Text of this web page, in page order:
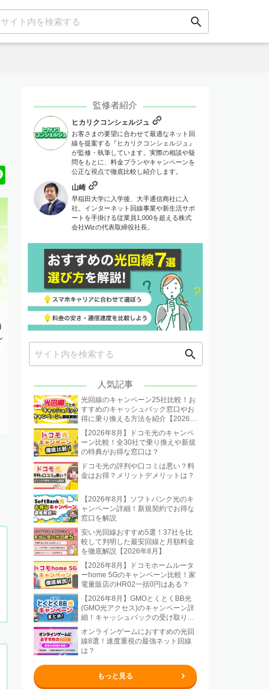
search
監修者紹介
ヒカリクコンシェルジュ
お客さまの要望に合わせて最適なネット回
線を提案する『ヒカリクコンシェルジュ』
が監修・執筆しています。実際の相談や疑
問をもとに、料金プランやキャンペーンを
公正な視点で徹底比較し紹介します。
山崎
早稲田大学に入学後、大手通信商社に入
社。インターネット回線事業や新生活サポ
ートを手掛ける従業員1,000を超える株式
会社Wizの代表取締役社長。
search
人気記事
光回線のキャンペーン25社比較！お
すすめのキャッシュバック窓口やお
得に乗り換える方法を紹介【2026年
8月】
【2026年8月】ドコモ光のキャンペ
ーン比較！全30社で乗り換えや新規
の特典がお得な窓口は？
ドコモ光の評判や口コミは悪い？料
金はお得？メリットデメリットは？
【2026年8月】ソフトバンク光のキ
ャンペーン詳細！新規契約でお得な
窓口を解説
安い光回線おすすめ5選！37社を比
較して判明した最安回線と月額料金
を徹底解説【2026年8月】
【2026年8月】ドコモホームルータ
ーhome 5Gのキャンペーン比較！家
電量販店のHR02一括0円はある？
【2026年8月】GMOとくとくBB光
(GMO光アクセス)のキャンペーン詳
細！キャッシュバックの受け取り方
法も解説
オンラインゲームにおすすめの光回
線8選！速度重視の最強ネット回線
は？
もっと見る